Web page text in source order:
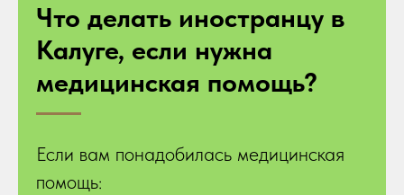
Что делать иностранцу в
Калуге, если нужна
медицинская помощь?
Если вам понадобилась медицинская
помощь: